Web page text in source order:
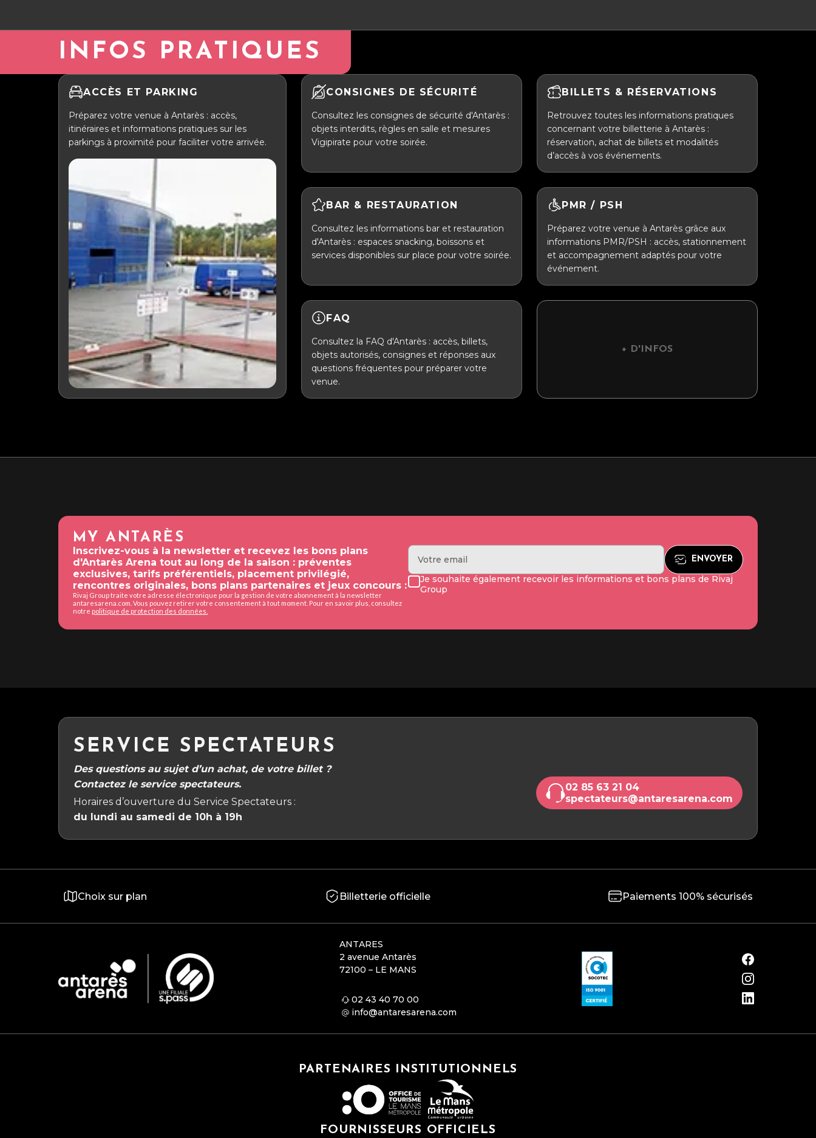
INFOS PRATIQUES
ACCÈS ET PARKING
Préparez votre venue à Antarès : accès,
itinéraires et informations pratiques sur les
parkings à proximité pour faciliter votre arrivée.
CONSIGNES DE SÉCURITÉ
Consultez les consignes de sécurité d'Antarès :
objets interdits, règles en salle et mesures
Vigipirate pour votre soirée.
BILLETS & RÉSERVATIONS
Retrouvez toutes les informations pratiques
concernant votre billetterie à Antarès :
réservation, achat de billets et modalités
d’accès à vos événements.
BAR & RESTAURATION
Consultez les informations bar et restauration
d'Antarès : espaces snacking, boissons et
services disponibles sur place pour votre soirée.
PMR / PSH
Préparez votre venue à Antarès grâce aux
informations PMR/PSH : accès, stationnement
et accompagnement adaptés pour votre
événement.
FAQ
Consultez la FAQ d'Antarès : accès, billets,
objets autorisés, consignes et réponses aux
questions fréquentes pour préparer votre
venue.
+ D'INFOS
MY ANTARÈS
Inscrivez-vous à la newsletter et recevez les bons plans
d'Antarès Arena tout au long de la saison : préventes
exclusives, tarifs préférentiels, placement privilégié,
rencontres originales, bons plans partenaires et jeux concours :
Rivaj Group traite votre adresse électronique pour la gestion de votre abonnement à la newsletter
antaresarena.com. Vous pouvez retirer votre consentement à tout moment. Pour en savoir plus, consultez
notre politique de protection des données.
Je souhaite également recevoir les informations et bons plans de Rivaj
Group
SERVICE SPECTATEURS
Des questions au sujet d’un achat, de votre billet ?
Contactez le service spectateurs.
Horaires d’ouverture du Service Spectateurs :
du lundi au samedi de 10h à 19h
02 85 63 21 04
spectateurs@antaresarena.com
Choix sur plan Billetterie officielle Paiements 100% sécurisés
ANTARES
2 avenue Antarès
72100 – LE MANS
02 43 40 70 00
info@antaresarena.com
PARTENAIRES INSTITUTIONNELS
FOURNISSEURS OFFICIELS